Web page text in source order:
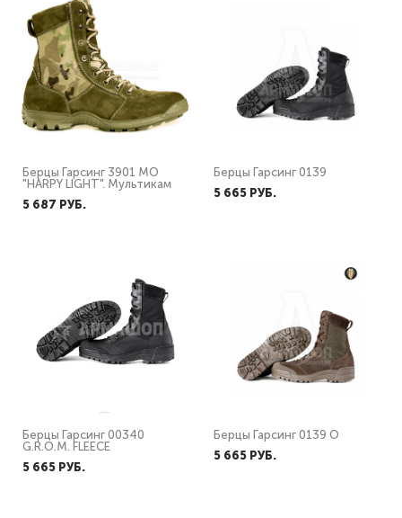
Берцы Гарсинг 3901 MO
"HARPY LIGHT". Мультикам
5 687 PУБ.
Берцы Гарсинг 0139
5 665 PУБ.
Берцы Гарсинг 00340
G.R.O.M. FLEECE
5 665 PУБ.
Берцы Гарсинг 0139 О
5 665 PУБ.